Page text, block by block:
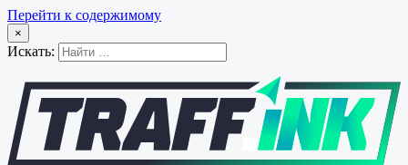
Перейти к содержимому
×
Искать: